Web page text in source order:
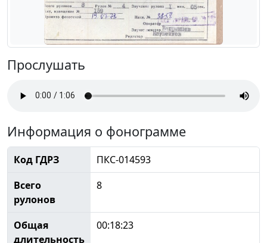
Прослушать
Информация о фонограмме
Код ГДРЗ
ПКС-014593
Всего
рулонов
8
Общая
длительность
00:18:23